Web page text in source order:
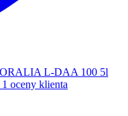
1 oceny klienta